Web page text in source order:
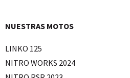
NUESTRAS MOTOS
LINKO 125
NITRO WORKS 2024